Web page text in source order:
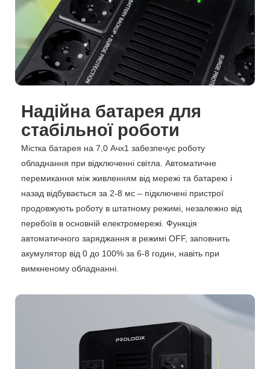
Надійна батарея для
стабільної роботи
Містка батарея на 7,0 Ачх1 забезпечує роботу
обладнання при відключенні світла. Автоматичне
перемикання між живленням від мережі та батарею і
назад відбувається за 2-8 мс – підключені пристрої
продовжують роботу в штатному режимі, незалежно від
перебоїв в основній електромережі. Функція
автоматичного заряджання в режимі OFF, заповнить
акумулятор від 0 до 100% за 6-8 годин, навіть при
вимкненому обладнанні.